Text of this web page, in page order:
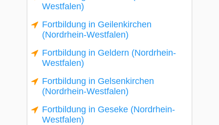
Westfalen)
Fortbildung in Geilenkirchen
(Nordrhein-Westfalen)
Fortbildung in Geldern (Nordrhein-
Westfalen)
Fortbildung in Gelsenkirchen
(Nordrhein-Westfalen)
Fortbildung in Geseke (Nordrhein-
Westfalen)